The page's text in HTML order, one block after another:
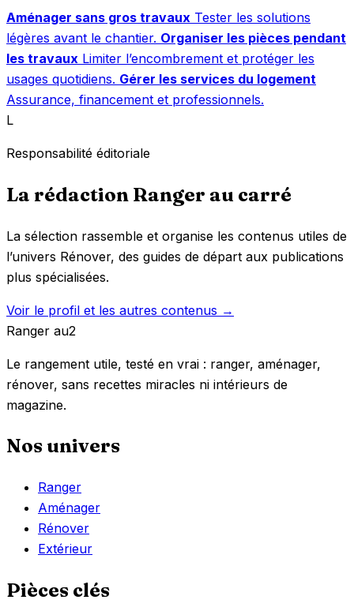
Aménager sans gros travaux Tester les solutions
légères avant le chantier. Organiser les pièces pendant
les travaux Limiter l’encombrement et protéger les
usages quotidiens. Gérer les services du logement
Assurance, financement et professionnels.
L
Responsabilité éditoriale
La rédaction Ranger au carré
La sélection rassemble et organise les contenus utiles de
l’univers Rénover, des guides de départ aux publications
plus spécialisées.
Voir le profil et les autres contenus →
Ranger au2
Le rangement utile, testé en vrai : ranger, aménager,
rénover, sans recettes miracles ni intérieurs de
magazine.
Nos univers
Ranger
Aménager
Rénover
Extérieur
Pièces clés